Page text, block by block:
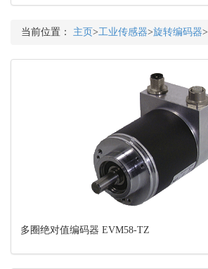
当前位置： 主页>工业传感器>旋转编码器>
多圈绝对值编码器 EVM58-TZ